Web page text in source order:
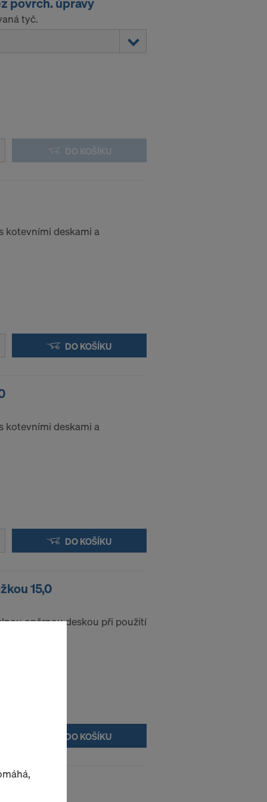
tyč.
DO KOŠÍKU
kotevními deskami a
DO KOŠÍKU
kotevními deskami a
DO KOŠÍKU
15,0
opěrnou deskou při použití
DO KOŠÍKU
20,0 B